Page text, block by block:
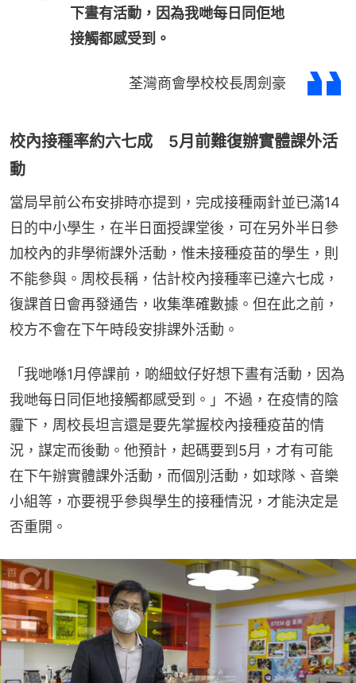
下晝有活動，因為我哋每日同佢地
接觸都感受到。
荃灣商會學校校長周劍豪
校內接種率約六七成 5月前難復辦實體課外活
動
當局早前公布安排時亦提到，完成接種兩針並已滿14
日的中小學生，在半日面授課堂後，可在另外半日參
加校內的非學術課外活動，惟未接種疫苗的學生，則
不能參與。周校長稱，估計校內接種率已達六七成，
復課首日會再發通告，收集準確數據。但在此之前，
校方不會在下午時段安排課外活動。
「我哋喺1月停課前，啲細蚊仔好想下晝有活動，因為
我哋每日同佢地接觸都感受到。」不過，在疫情的陰
霾下，周校長坦言還是要先掌握校內接種疫苗的情
況，謀定而後動。他預計，起碼要到5月，才有可能
在下午辦實體課外活動，而個別活動，如球隊、音樂
小組等，亦要視乎參與學生的接種情況，才能決定是
否重開。